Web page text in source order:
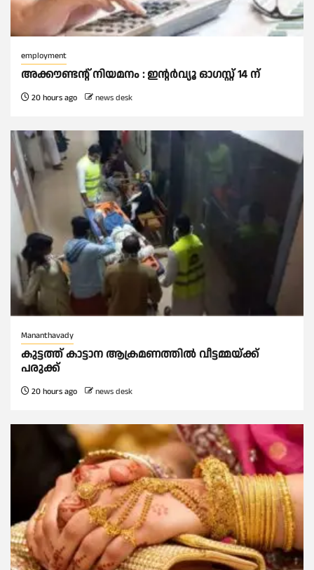
employment
അക്കൗണ്ടന്റ് നിയമനം : ഇൻ്റർവ്യൂ ഓഗസ്റ്റ് 14 ന്
20 hours ago news desk
Mananthavady
കുട്ടത്ത് കാട്ടാന ആക്രമണത്തിൽ വീട്ടമ്മയ്ക്ക്
പരുക്ക്
20 hours ago news desk